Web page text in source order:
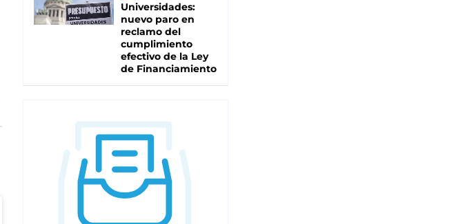
Universidades:
nuevo paro en
reclamo del
cumplimiento
efectivo de la Ley
de Financiamiento